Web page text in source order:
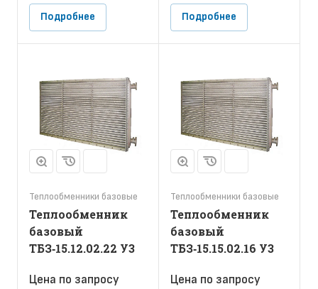
Подробнее Подробнее
Теплообменники базовые
Теплообменник
базовый
ТБЗ‑15.12.02.22 У3
Цена по запросу
Теплообменники базовые
Теплообменник
базовый
ТБЗ‑15.15.02.16 У3
Цена по запросу